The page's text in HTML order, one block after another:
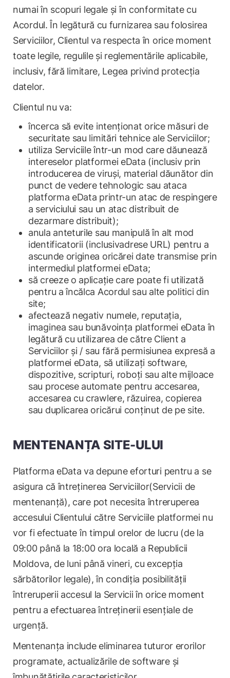
numai în scopuri legale și în conformitate cu
Acordul. În legătură cu furnizarea sau folosirea
Serviciilor, Clientul va respecta în orice moment
toate legile, regulile și reglementările aplicabile,
inclusiv, fără limitare, Legea privind protecția
datelor.
Clientul nu va:
încerca să evite intenționat orice măsuri de
securitate sau limitări tehnice ale Serviciilor;
utiliza Serviciile într-un mod care dăunează
intereselor platformei eData (inclusiv prin
introducerea de viruși, material dăunător din
punct de vedere tehnologic sau ataca
platforma eData printr-un atac de respingere
a serviciului sau un atac distribuit de
dezarmare distribuit);
anula anteturile sau manipulă în alt mod
identificatorii (inclusivadrese URL) pentru a
ascunde originea oricărei date transmise prin
intermediul platformei eData;
să creeze o aplicație care poate fi utilizată
pentru a încălca Acordul sau alte politici din
site;
afectează negativ numele, reputația,
imaginea sau bunăvoința platformei eData în
legătură cu utilizarea de către Client a
Serviciilor și / sau fără permisiunea expresă a
platformei eData, să utilizați software,
dispozitive, scripturi, roboți sau alte mijloace
sau procese automate pentru accesarea,
accesarea cu crawlere, răzuirea, copierea
sau duplicarea oricărui conținut de pe site.
MENTENANȚA SITE-ULUI
Platforma eData va depune eforturi pentru a se
asigura că întreținerea Serviciilor(Servicii de
mentenanță), care pot necesita întreruperea
accesului Clientului către Serviciile platformei nu
vor fi efectuate în timpul orelor de lucru (de la
09:00 până la 18:00 ora locală a Republicii
Moldova, de luni până vineri, cu excepția
sărbătorilor legale), în condiția posibilității
întreruperii accesul la Servicii în orice moment
pentru a efectuarea întreținerii esențiale de
urgență.
Mentenanța include eliminarea tuturor erorilor
programate, actualizările de software și